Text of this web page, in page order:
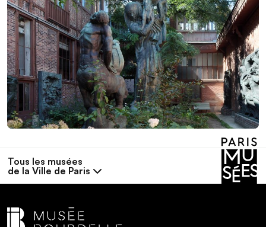
Tous les musées
de la Ville de Paris